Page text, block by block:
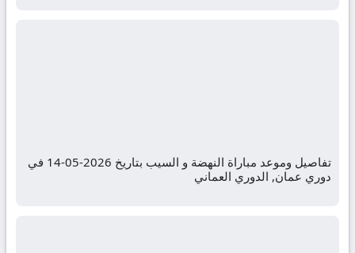
تفاصيل وموعد مباراة النهضة و السيب بتاريخ 2026-05-14 في
دوري عمان, الدوري العماني